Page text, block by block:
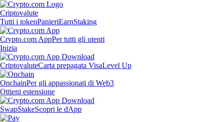
Criptovalute
Tutti i tokenPanieriEarnStaking
Crypto.com AppPer tutti gli utenti
Inizia
CriptovaluteCarta prepagata VisaLevel Up
OnchainPer gli appassionati di Web3
Ottieni estensione
SwapStakeScopri le dApp